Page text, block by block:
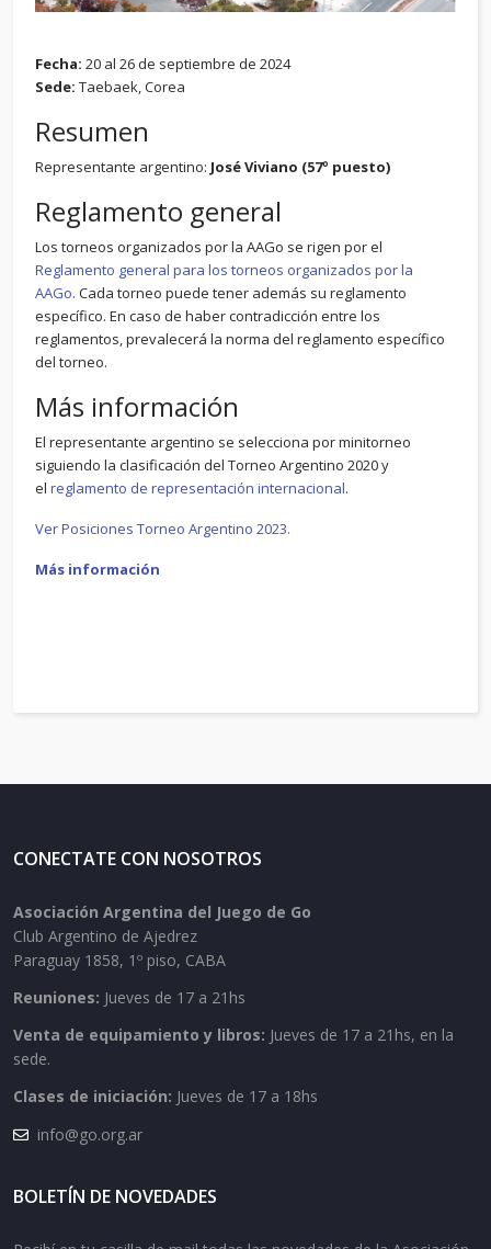
Fecha: 20 al 26 de septiembre de 2024
Sede: Taebaek, Corea
Resumen
Representante argentino: José Viviano (57º puesto)
Reglamento general
Los torneos organizados por la AAGo se rigen por el
Reglamento general para los torneos organizados por la
AAGo. Cada torneo puede tener además su reglamento
específico. En caso de haber contradicción entre los
reglamentos, prevalecerá la norma del reglamento específico
del torneo.
Más información
El representante argentino se selecciona por minitorneo
siguiendo la clasificación del Torneo Argentino 2020 y
el reglamento de representación internacional.
Ver Posiciones Torneo Argentino 2023.
Más información
CONECTATE CON NOSOTROS
Asociación Argentina del Juego de Go
Club Argentino de Ajedrez
Paraguay 1858, 1º piso, CABA
Reuniones: Jueves de 17 a 21hs
Venta de equipamiento y libros: Jueves de 17 a 21hs, en la
sede.
Clases de iniciación: Jueves de 17 a 18hs
info@go.org.ar
BOLETÍN DE NOVEDADES